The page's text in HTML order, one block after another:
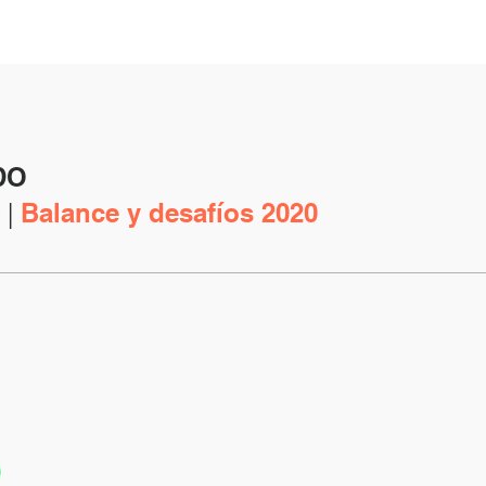
Balance y desafíos 2020